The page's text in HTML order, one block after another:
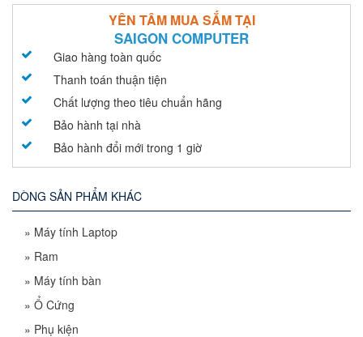
YÊN TÂM MUA SẮM TẠI
SAIGON COMPUTER
Giao hàng toàn quốc
Thanh toán thuận tiện
Chất lượng theo tiêu chuẩn hãng
Bảo hành tại nhà
Bảo hành đổi mới trong 1 giờ
DÒNG SẢN PHẨM KHÁC
» Máy tính Laptop
» Ram
» Máy tính bàn
» Ổ Cứng
» Phụ kiện